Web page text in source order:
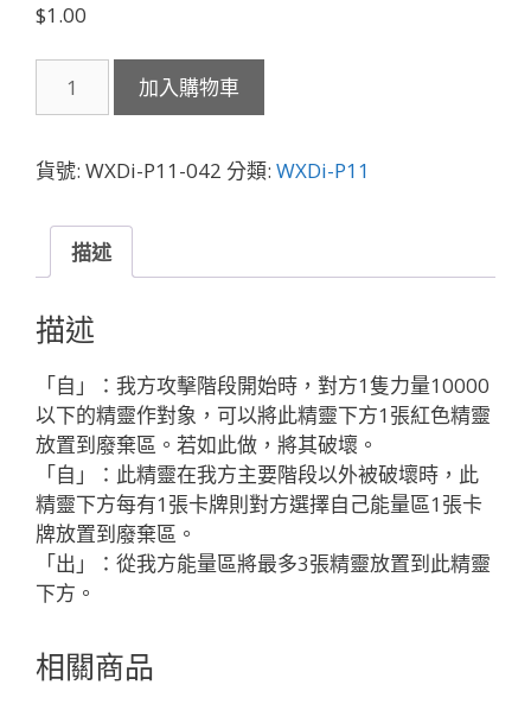
$1.00
P11-
幻
姫
ク
ス//
メ
モ
リ
ア
「紅
色
精
靈
SR
奏
怪
加入購物車
貨號: WXDi-P11-042 分類: WXDi-P11
描述
描述
「自」：我方攻擊階段開始時，對方1隻力量10000
以下的精靈作對象，可以將此精靈下方1張紅色精靈
放置到廢棄區。若如此做，將其破壞。
「自」：此精靈在我方主要階段以外被破壞時，此
精靈下方每有1張卡牌則對方選擇自己能量區1張卡
牌放置到廢棄區。
「出」：從我方能量區將最多3張精靈放置到此精靈
下方。
相關商品